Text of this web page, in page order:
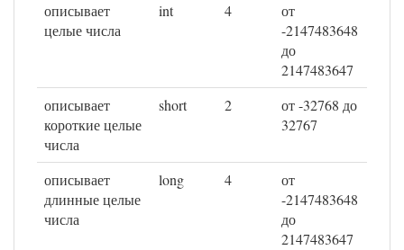
описывает
целые числа
int 4
от
-2147483648
до
2147483647
описывает
короткие целые
числа
short 2
от -32768 до
32767
описывает
длинные целые
числа
long 4
от
-2147483648
до
2147483647